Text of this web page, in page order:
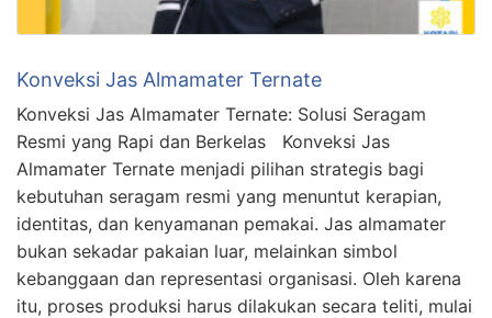
Konveksi Jas Almamater Ternate
Konveksi Jas Almamater Ternate: Solusi Seragam
Resmi yang Rapi dan Berkelas Konveksi Jas
Almamater Ternate menjadi pilihan strategis bagi
kebutuhan seragam resmi yang menuntut kerapian,
identitas, dan kenyamanan pemakai. Jas almamater
bukan sekadar pakaian luar, melainkan simbol
kebanggaan dan representasi organisasi. Oleh karena
itu, proses produksi harus dilakukan secara teliti, mulai